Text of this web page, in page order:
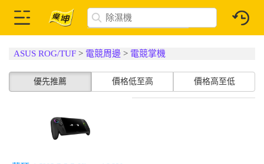
ASUS ROG/TUF > 電競周邊 > 電競掌機
優先推薦 價格低至高 價格高至低